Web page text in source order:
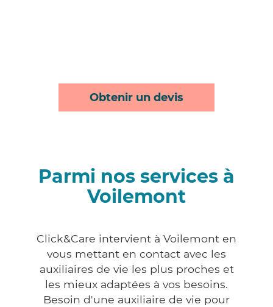
Obtenir un devis
Parmi nos services à
Voilemont
Click&Care intervient à Voilemont en
vous mettant en contact avec les
auxiliaires de vie les plus proches et
les mieux adaptées à vos besoins.
Besoin d'une auxiliaire de vie pour